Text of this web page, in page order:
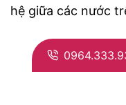
hệ giữa các nước